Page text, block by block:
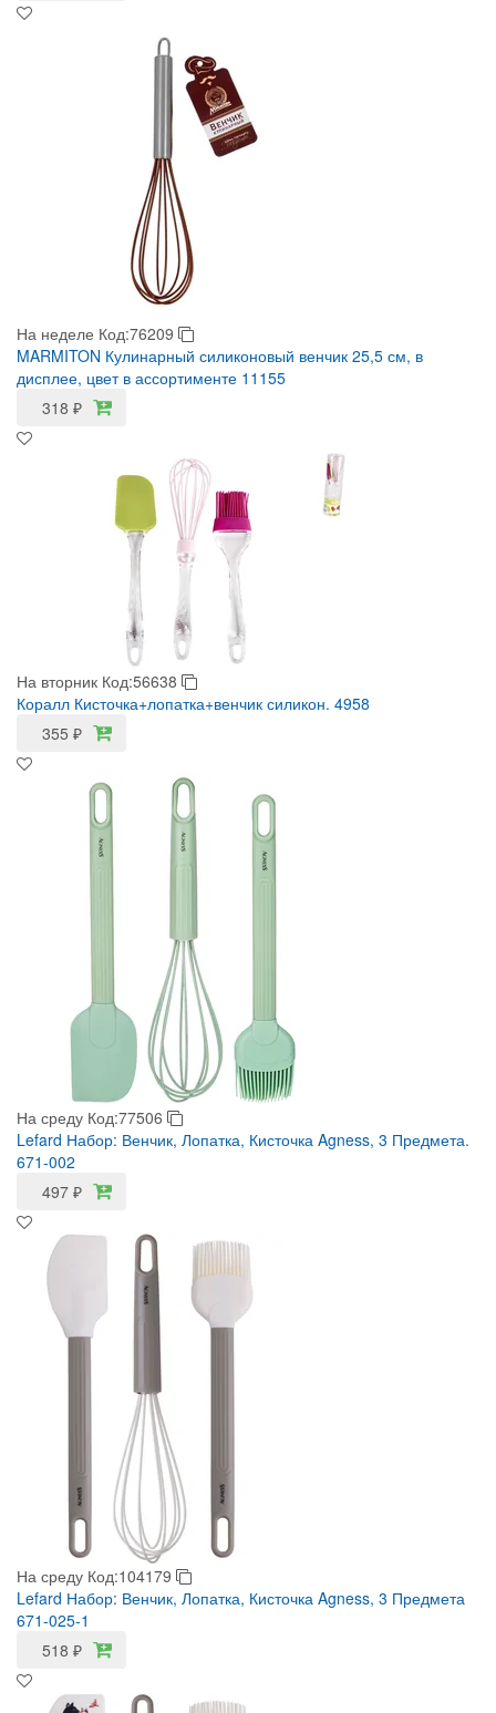
На неделе Код:76209
MARMITON Кулинарный силиконовый венчик 25,5 см, в
дисплее, цвет в ассортименте 11155
318 ₽
На вторник Код:56638
Коралл Кисточка+лопатка+венчик силикон. 4958
355 ₽
На среду Код:77506
Lefard Набор: Венчик, Лопатка, Кисточка Agness, 3 Предмета.
671-002
497 ₽
На среду Код:104179
Lefard Набор: Венчик, Лопатка, Кисточка Agness, 3 Предмета
671-025-1
518 ₽